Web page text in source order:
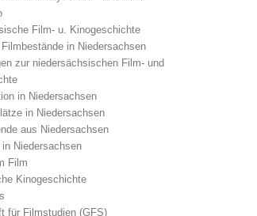
Film- u. Kinogeschichte
in Niedersachsen
zur niedersächsischen Film- und
in Niedersachsen
in Niedersachsen
aus Niedersachsen
Niedersachsen
Film
Kinogeschichte
für Filmstudien (GFS)